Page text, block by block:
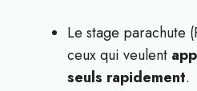
Le stage parachute
ceux qui veulent
seuls rapidement.